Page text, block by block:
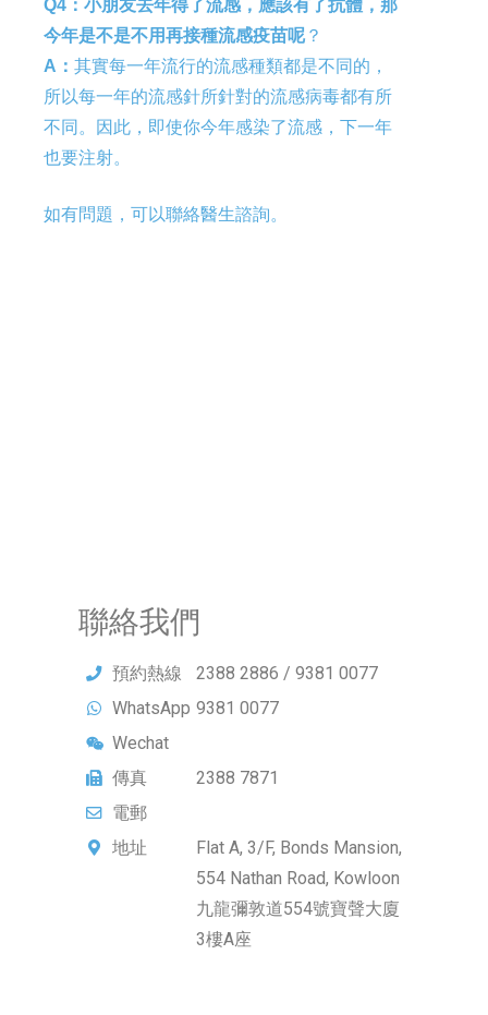
Q4：小朋友去年得了流感，應該有了抗體，那
今年是不是不用再接種流感疫苗呢 ？
A ：其實每一年流行的流感種類都是不同的，
所以每一年的流感針所針對的流感病毒都有所
不同。因此，即使你今年感染了流感，下一年
也要注射。
如有問題，可以聯絡醫生諮詢。
聯絡我們
預約熱線
2388 2886 / 9381 0077
WhatsApp 9381 0077
Wechat
傳真
2388 7871
電郵
地址
Flat A, 3/F, Bonds Mansion,
554 Nathan Road, Kowloon
九龍彌敦道554號寶聲大廈
3樓A座